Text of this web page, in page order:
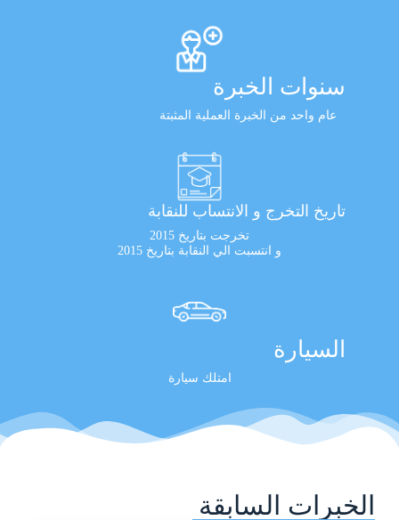
سنوات الخبرة
عام واحد من الخبرة العملية المثبتة
تاريخ التخرج و الانتساب للنقابة
تخرجت بتاريخ 2015
و انتسبت الي النقابة بتاريخ 2015
السيارة
امتلك سيارة
الخبرات السابقة